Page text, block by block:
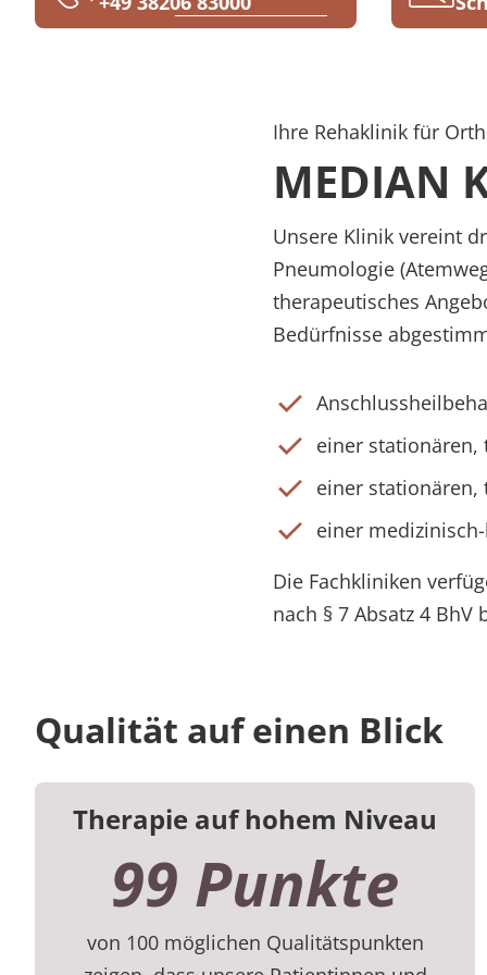
Rheumatologie
Ihre Rehaklinik für
MEDIAN
Unsere Klinik vereint
Pneumologie
therapeutisches
Bedürfnisse
einer
einer
einer
Die Fachkliniken
nach § 7 Absatz 4 BhV
Qualität auf einen Blick
Therapie auf hohem Niveau
99 Punkte
von 100 möglichen Qualitätspunkten